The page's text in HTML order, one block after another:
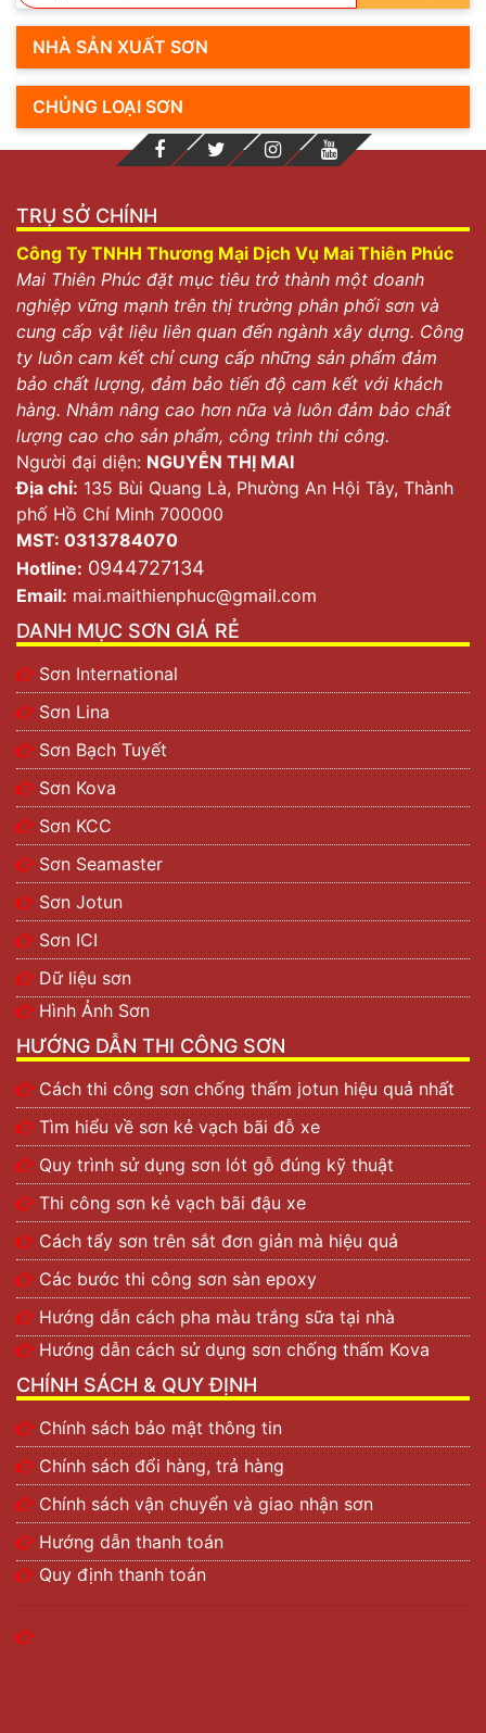
NHÀ SẢN XUẤT SƠN
CHỦNG LOẠI SƠN
TRỤ SỞ CHÍNH
Công Ty TNHH Thương Mại Dịch Vụ Mai Thiên Phúc
Mai Thiên Phúc đặt mục tiêu trở thành một doanh
nghiệp vững mạnh trên thị trường phân phối sơn và
cung cấp vật liệu liên quan đến ngành xây dựng. Công
ty luôn cam kết chỉ cung cấp những sản phẩm đảm
bảo chất lượng, đảm bảo tiến độ cam kết với khách
hàng. Nhằm nâng cao hơn nữa và luôn đảm bảo chất
lượng cao cho sản phẩm, công trình thi công.
Người đại diện: NGUYỄN THỊ MAI
Địa chỉ: 135 Bùi Quang Là, Phường An Hội Tây, Thành
phố Hồ Chí Minh 700000
MST: 0313784070
Hotline: 0944727134
Email: mai.maithienphuc@gmail.com
DANH MỤC SƠN GIÁ RẺ
Sơn International
Sơn Lina
Sơn Bạch Tuyết
Sơn Kova
Sơn KCC
Sơn Seamaster
Sơn Jotun
Sơn ICI
Dữ liệu sơn
Hình Ảnh Sơn
HƯỚNG DẪN THI CÔNG SƠN
Cách thi công sơn chống thấm jotun hiệu quả nhất
Tìm hiểu về sơn kẻ vạch bãi đỗ xe
Quy trình sử dụng sơn lót gỗ đúng kỹ thuật
Thi công sơn kẻ vạch bãi đậu xe
Cách tẩy sơn trên sắt đơn giản mà hiệu quả
Các bước thi công sơn sàn epoxy
Hướng dẫn cách pha màu trắng sữa tại nhà
Hướng dẫn cách sử dụng sơn chống thấm Kova
CHÍNH SÁCH & QUY ĐỊNH
Chính sách bảo mật thông tin
Chính sách đổi hàng, trả hàng
Chính sách vận chuyển và giao nhận sơn
Hướng dẫn thanh toán
Quy định thanh toán